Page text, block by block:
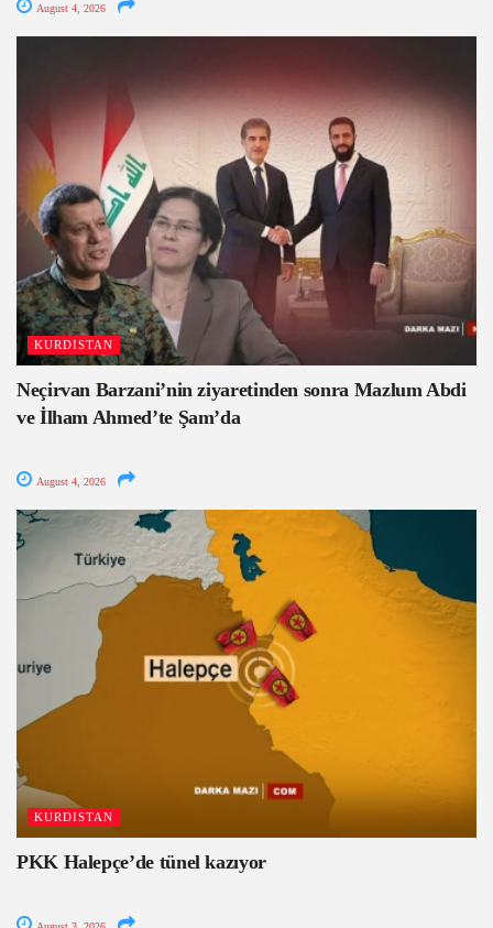
August 4, 2026
KURDISTAN
Neçirvan Barzani’nin ziyaretinden sonra Mazlum Abdi
ve İlham Ahmed’te Şam’da
August 4, 2026
KURDISTAN
PKK Halepçe’de tünel kazıyor